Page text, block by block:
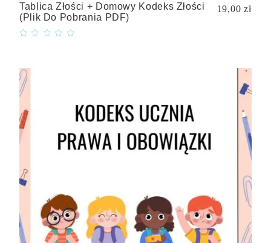
Tablica Złości + Domowy Kodeks Złości
(plik Do Pobrania PDF)
19,00 zł